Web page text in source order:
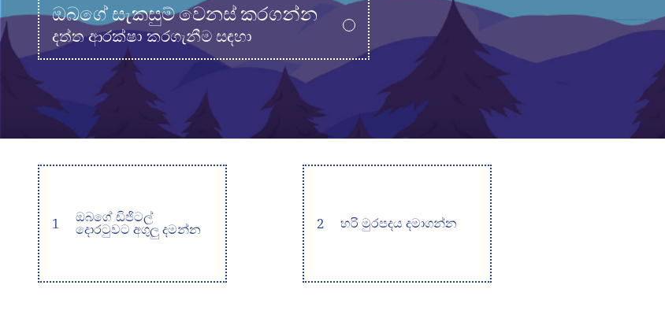
ඔබගේ සැකසුම් වෙනස් කරගන්න
දත්ත ආරක්ෂා කරගැනීම සඳහා
1
ඔබගේ ඩිජිටල්
දොරටුවට අගුලු දමන්න
2 හරි මුරපදය දමාගන්න